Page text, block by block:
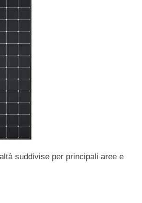
suddivise per principali aree e